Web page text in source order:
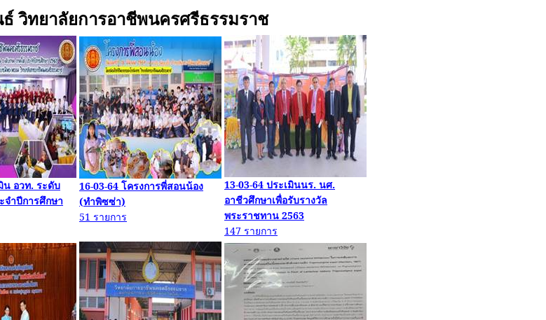
วิทยาลัยการอาชีพนครศรีธรรมราช
น อวท. ระดับ
จำปีการศึกษา
16-03-64 โครงการพี่สอนน้อง
(ทำพิซซ่า)
51 รายการ
13-03-64 ประเมินนร. นศ.
อาชีวศึกษาเพื่อรับรางวัล
พระราชทาน 2563
147 รายการ